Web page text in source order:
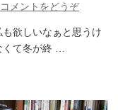
コメントをどうぞ(磨
時
欲しいなぁと思うけ
くて冬が終 …